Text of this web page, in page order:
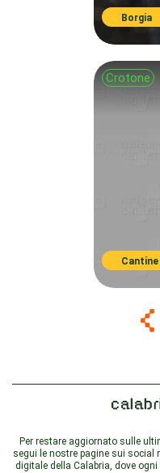
Borgia
Crotone
Cantine
Per restare aggiornato sulle
segui le nostre pagine sui social
digitale della Calabria, dove